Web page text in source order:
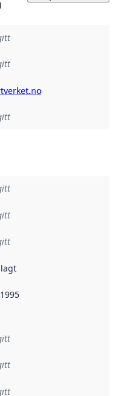
når dataene i dette